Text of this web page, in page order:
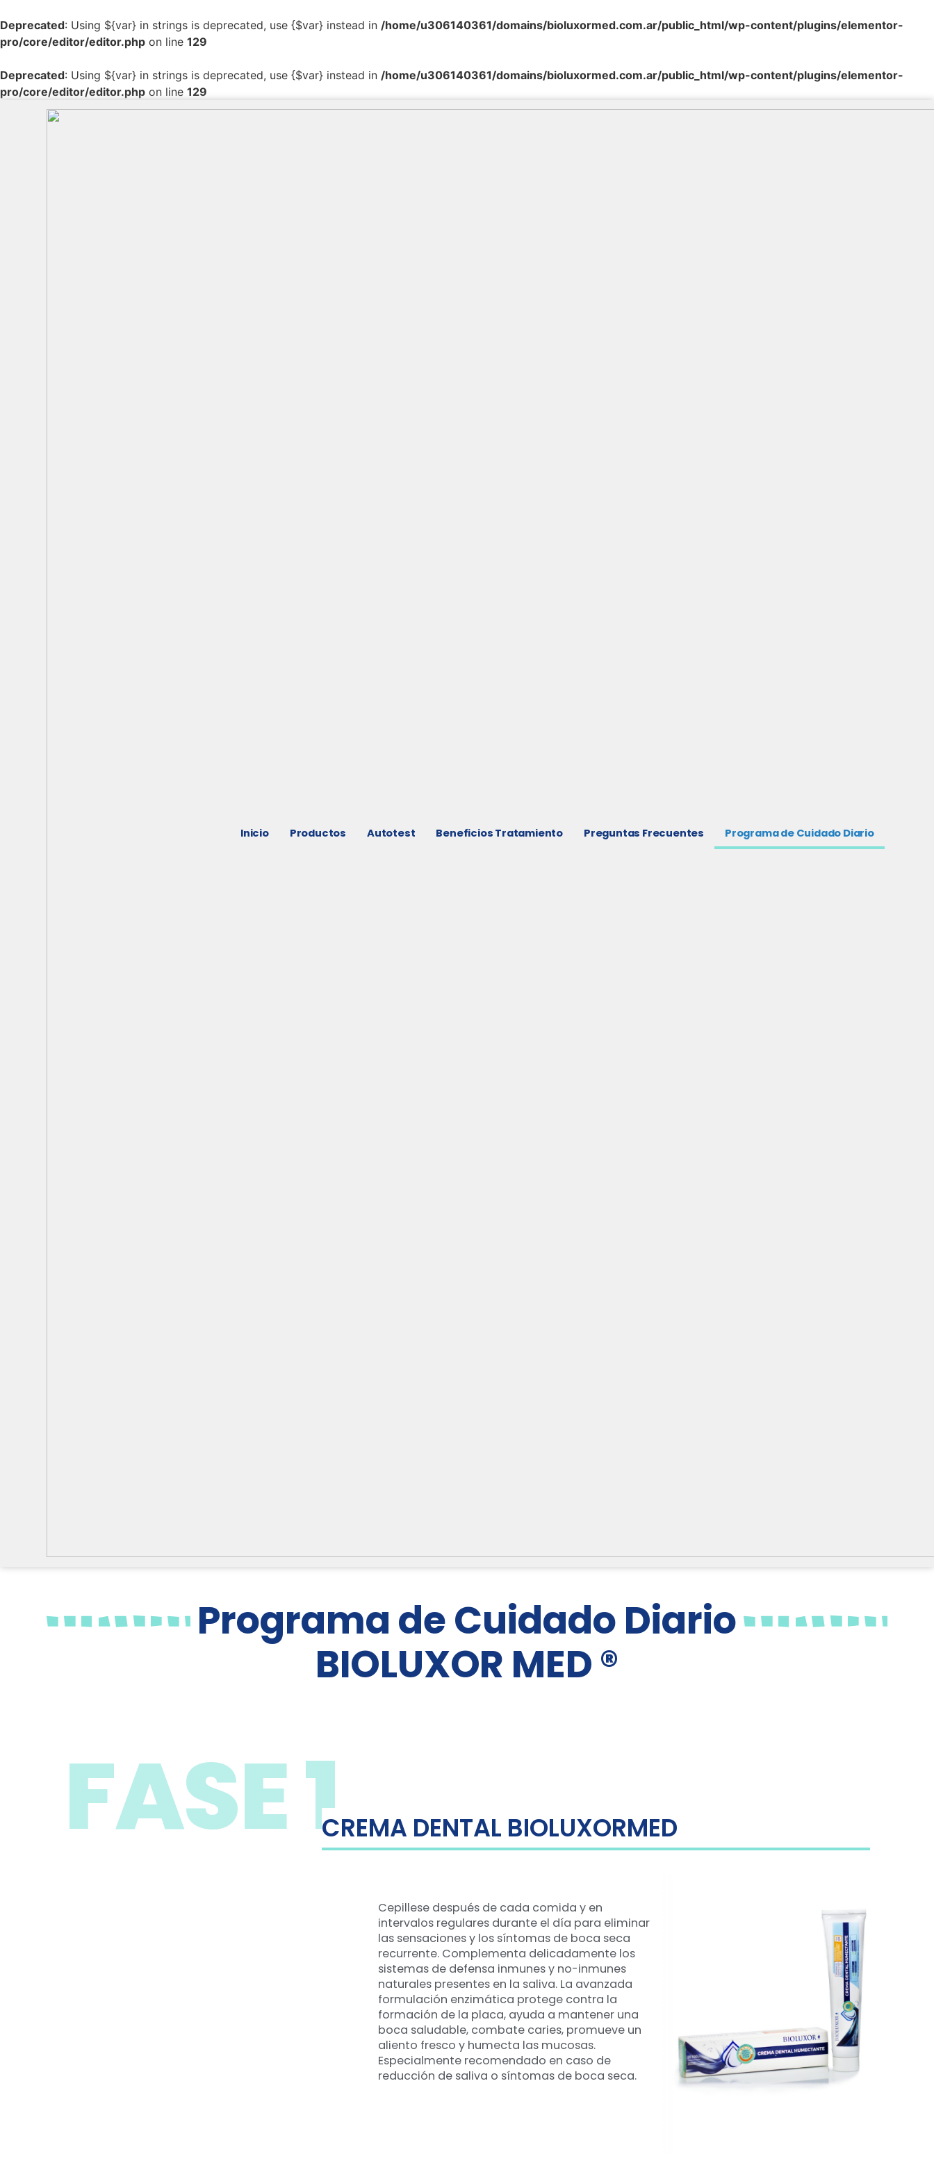
Deprecated: Using ${var} in strings is deprecated, use {$var} instead in /home/u306140361/domains/bioluxormed.com.ar/public_html/wp-content/plugins/elementor-
pro/core/editor/editor.php on line 129
Deprecated: Using ${var} in strings is deprecated, use {$var} instead in /home/u306140361/domains/bioluxormed.com.ar/public_html/wp-content/plugins/elementor-
pro/core/editor/editor.php on line 129
Inicio Productos Autotest Beneficios Tratamiento Preguntas Frecuentes Programa de Cuidado Diario
Programa de Cuidado Diario
BIOLUXOR MED ®
FASE 1CREMA DENTAL BIOLUXORMED
Cepillese después de cada comida y en
intervalos regulares durante el día para eliminar
las sensaciones y los síntomas de boca seca
recurrente. Complementa delicadamente los
sistemas de defensa inmunes y no-inmunes
naturales presentes en la saliva. La avanzada
formulación enzimática protege contra la
formación de la placa, ayuda a mantener una
boca saludable, combate caries, promueve un
aliento fresco y humecta las mucosas.
Especialmente recomendado en caso de
reducción de saliva o síntomas de boca seca.